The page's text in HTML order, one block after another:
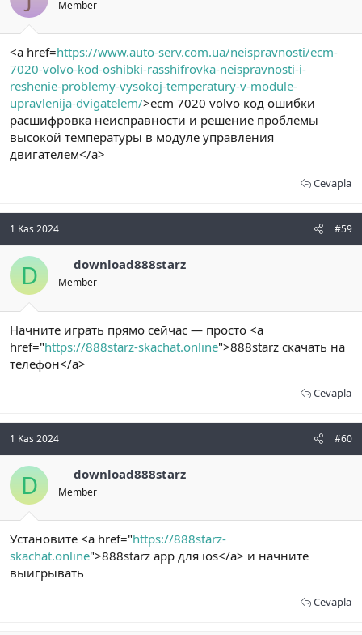
Member
<a href=https://www.auto-serv.com.ua/neispravnosti/ecm-
7020-volvo-kod-oshibki-rasshifrovka-neispravnosti-i-
reshenie-problemy-vysokoj-temperatury-v-module-
upravlenija-dvigatelem/>ecm 7020 volvo код ошибки
расшифровка неисправности и решение проблемы
высокой температуры в модуле управления
двигателем</a>
Cevapla
1 Kas 2024 #59
D download888starz
Member
Начните играть прямо сейчас — просто <a
href="https://888starz-skachat.online">888starz скачать на
телефон</a>
Cevapla
1 Kas 2024 #60
D download888starz
Member
Установите <a href="https://888starz-
skachat.online">888starz app для ios</a> и начните
выигрывать
Cevapla